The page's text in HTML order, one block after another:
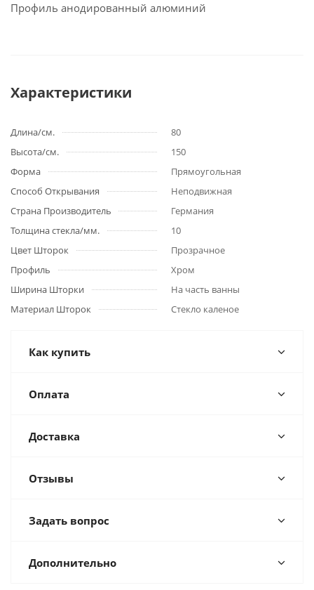
Профиль анодированный алюминий
Характеристики
Длина/см.
80
Высота/см.
150
Форма
Прямоугольная
Способ Открывания
Неподвижная
Страна Производитель
Германия
Толщина стекла/мм.
10
Цвет Шторок
Прозрачное
Профиль
Хром
Ширина Шторки
На часть ванны
Материал Шторок
Стекло каленое
Как купить
Оплата
Доставка
Отзывы
Задать вопрос
Дополнительно